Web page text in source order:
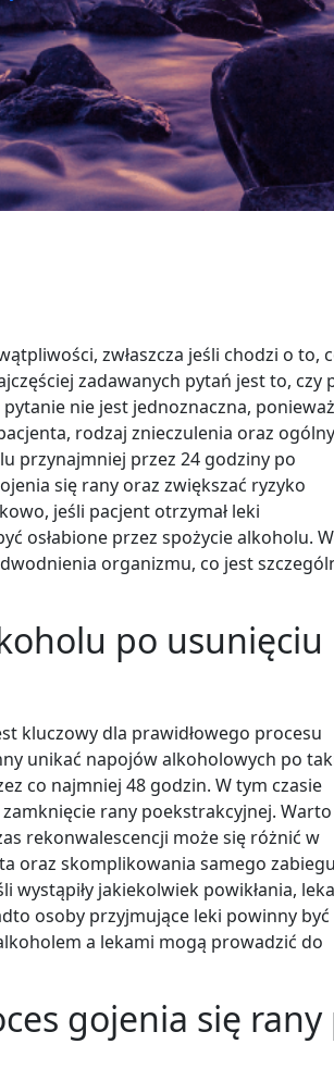
zwłaszcza jeśli chodzi o to,
zadawanych pytań jest to, czy
nie jest jednoznaczna, ponieważ
rodzaj znieczulenia oraz ogólny
przynajmniej przez 24 godziny po
się rany oraz zwiększać ryzyko
jeśli pacjent otrzymał leki
osłabione przez spożycie alkoholu.
organizmu, co jest
po usunięciu
kluczowy dla prawidłowego procesu
unikać napojów alkoholowych po
co najmniej 48 godzin. W tym czasie
rany poekstrakcyjnej. Warto
rekonwalescencji może się różnić w
oraz skomplikowania samego
wystąpiły jakiekolwiek powikłania,
osoby przyjmujące leki powinny być
a lekami mogą prowadzić do
gojenia się rany